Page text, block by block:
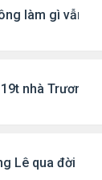
làm gì vẫn
nhà Trương
Lê qua đời sau